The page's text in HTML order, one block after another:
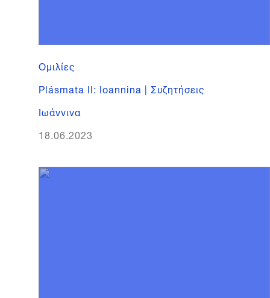
Ομιλίες
Plásmata II: Ioannina | Συζητήσεις
Ιωάννινα
18.06.2023